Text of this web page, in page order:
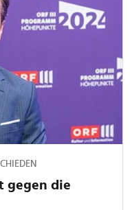
gegen die